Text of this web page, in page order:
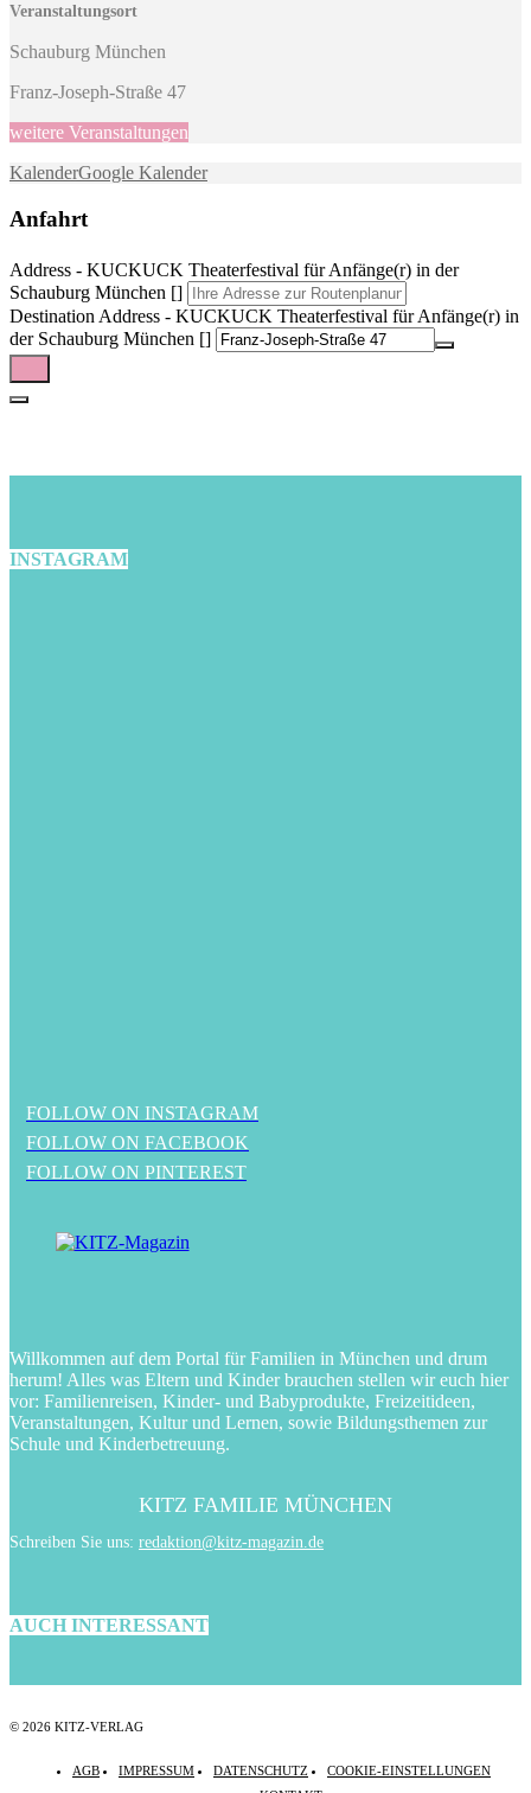
Veranstaltungsort
Schauburg München
Franz-Joseph-Straße 47
weitere Veranstaltungen
KalenderGoogle Kalender
Anfahrt
Address - KUCKUCK Theaterfestival für Anfänge(r) in der
Schauburg München []
Destination Address - KUCKUCK Theaterfestival für Anfänge(r) in
der Schauburg München []
INSTAGRAM
FOLLOW ON INSTAGRAM
FOLLOW ON FACEBOOK
FOLLOW ON PINTEREST
Willkommen auf dem Portal für Familien in München und drum
herum! Alles was Eltern und Kinder brauchen stellen wir euch hier
vor: Familienreisen, Kinder- und Babyprodukte, Freizeitideen,
Veranstaltungen, Kultur und Lernen, sowie Bildungsthemen zur
Schule und Kinderbetreuung.
KITZ FAMILIE MÜNCHEN
Schreiben Sie uns: redaktion@kitz-magazin.de
AUCH INTERESSANT
© 2026 KITZ-VERLAG
AGB IMPRESSUM DATENSCHUTZ
COOKIE-EINSTELLUNGEN